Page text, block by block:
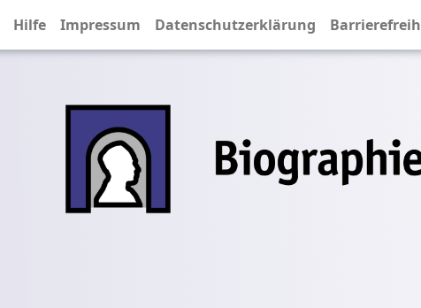
Hilfe Impressum Datenschutzerklärung